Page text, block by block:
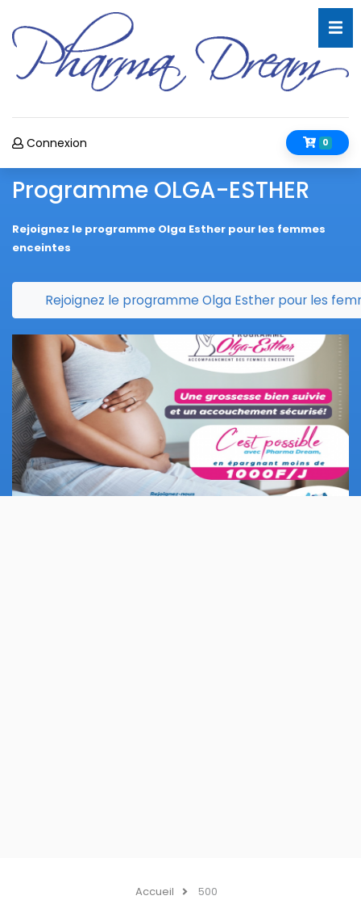
0
Connexion
Programme OLGA-ESTHER
Rejoignez le programme Olga Esther pour les femmes
enceintes
Rejoignez le programme Olga Esther pour les
Accueil 500